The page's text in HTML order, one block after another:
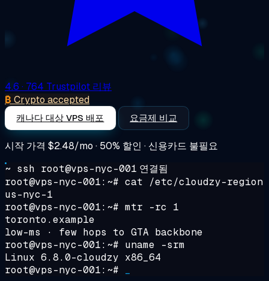
4.6 · 764 Trustpilot 리뷰
₿ Crypto accepted
캐나다 대상 VPS 배포 요금제 비교
시작 가격 $2.48/mo · 50% 할인 · 신용카드 불필요
~ ssh root@vps-nyc-001 연결됨
root@vps-nyc-001:~# cat /etc/cloudzy-region
us-nyc-1
root@vps-nyc-001:~# mtr -rc 1
toronto.example
low-ms · few hops to GTA backbone
root@vps-nyc-001:~# uname -srm
Linux 6.8.0-cloudzy x86_64
root@vps-nyc-001:~#